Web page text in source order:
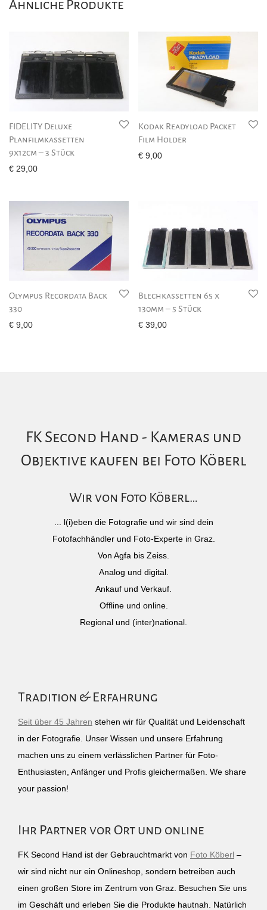
Ähnliche Produkte
FIDELITY Deluxe
Planfilmkassetten
9x12cm – 3 Stück
€ 29,00
Kodak Readyload Packet
Film Holder
€ 9,00
Olympus Recordata Back
330
€ 9,00
Blechkassetten 65 x
130mm – 5 Stück
€ 39,00
FK Second Hand - Kameras und
Objektive kaufen bei Foto Köberl
Wir von Foto Köberl…
... l(i)eben die Fotografie und wir sind dein
Fotofachhändler und Foto-Experte in Graz.
Von Agfa bis Zeiss.
Analog und digital.
Ankauf und Verkauf.
Offline und online.
Regional und (inter)national.
Tradition & Erfahrung
Seit über 45 Jahren stehen wir für Qualität und Leidenschaft
in der Fotografie. Unser Wissen und unsere Erfahrung
machen uns zu einem verlässlichen Partner für Foto-
Enthusiasten, Anfänger und Profis gleichermaßen. We share
your passion!
Ihr Partner vor Ort und online
FK Second Hand ist der Gebrauchtmarkt von Foto Köberl –
wir sind nicht nur ein Onlineshop, sondern betreiben auch
einen großen Store im Zentrum von Graz. Besuchen Sie uns
im Geschäft und erleben Sie die Produkte hautnah. Natürlich